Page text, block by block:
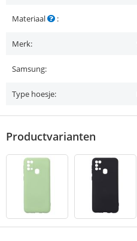
Materiaal :
Merk:
Samsung:
Type hoesje:
Productvarianten